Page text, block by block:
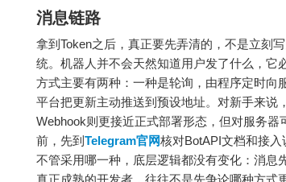
消息链路
拿到Token之后，真正要先弄清的，不是立刻
统。机器人并不会天然知道用户发了什么，它
方式主要有两种：一种是轮询，由程序定时向
平台把更新主动推送到预设地址。对新手来说
Webhook则更接近正式部署形态，但对服务
前，先到 Telegram官网核对BotAPI文档和接入
不管采用哪一种，底层逻辑都没有变化：消息
真正成熟的开发者，往往不是先争论哪种方式